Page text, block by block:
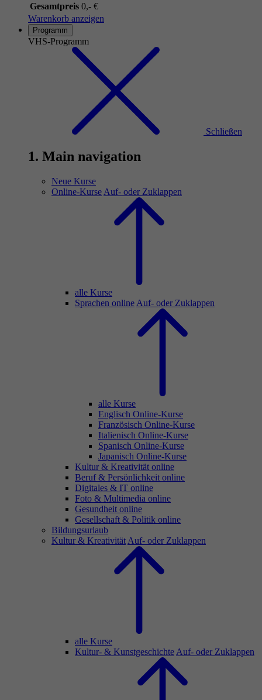
Gesamtpreis 0,- €
Warenkorb anzeigen
Programm
VHS-Programm
Schließen
1. Main navigation
Neue Kurse
Online-Kurse Auf- oder Zuklappen
alle Kurse
Sprachen online Auf- oder Zuklappen
alle Kurse
Englisch Online-Kurse
Französisch Online-Kurse
Italienisch Online-Kurse
Spanisch Online-Kurse
Japanisch Online-Kurse
Kultur & Kreativität online
Beruf & Persönlichkeit online
Digitales & IT online
Foto & Multimedia online
Gesundheit online
Gesellschaft & Politik online
Bildungsurlaub
Kultur & Kreativität Auf- oder Zuklappen
alle Kurse
Kultur- & Kunstgeschichte Auf- oder Zuklappen